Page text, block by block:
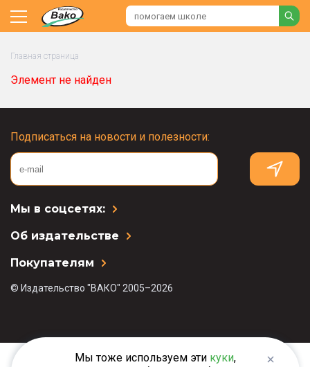
Главная страница
Элемент не найден
Подписаться на новости и полезности:
Мы в соцсетях:
Об издательстве
Покупателям
© Издательство "ВАКО" 2005–2026
Мы тоже используем эти куки,